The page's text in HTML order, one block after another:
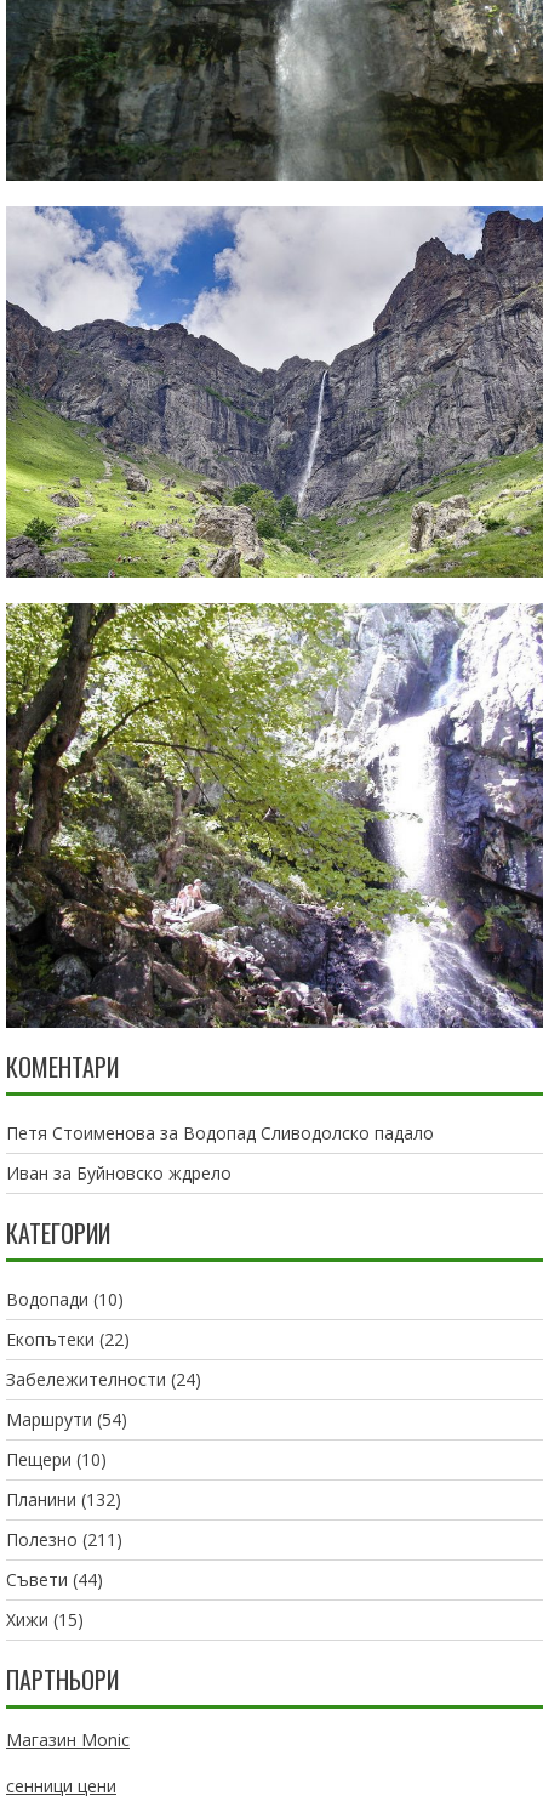
КОМЕНТАРИ
Петя Стоименова за Водопад Сливодолско падало
Иван за Буйновско ждрело
КАТЕГОРИИ
Водопади (10)
Екопътеки (22)
Забележителности (24)
Маршрути (54)
Пещери (10)
Планини (132)
Полезно (211)
Съвети (44)
Хижи (15)
ПАРТНЬОРИ
Магазин Monic
сенници цени